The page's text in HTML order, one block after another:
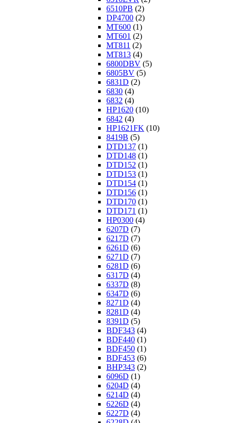
6510PB (2)
DP4700 (2)
MT600 (1)
MT601 (2)
MT811 (2)
MT813 (4)
6800DBV (5)
6805BV (5)
6831D (2)
6830 (4)
6832 (4)
HP1620 (10)
6842 (4)
HP1621FK (10)
8419B (5)
DTD137 (1)
DTD148 (1)
DTD152 (1)
DTD153 (1)
DTD154 (1)
DTD156 (1)
DTD170 (1)
DTD171 (1)
HP0300 (4)
6207D (7)
6217D (7)
6261D (6)
6271D (7)
6281D (6)
6317D (4)
6337D (8)
6347D (6)
8271D (4)
8281D (4)
8391D (5)
BDF343 (4)
BDF440 (1)
BDF450 (1)
BDF453 (6)
BHP343 (2)
6096D (1)
6204D (4)
6214D (4)
6226D (4)
6227D (4)